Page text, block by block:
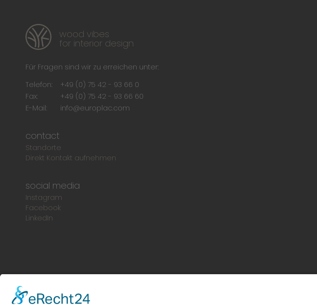
wood vibes
for interior design
Für Fragen sind wir zu erreichen unter:
Telefon:
+49 (0) 75 42 - 93 66 0
Fax:
+49 (0) 75 42 - 93 66 60
E-Mail:
info@europlac.com
contact
Standorte
Direkt Kontakt aufnehmen
social media
Instagram
Facebook
LinkedIn